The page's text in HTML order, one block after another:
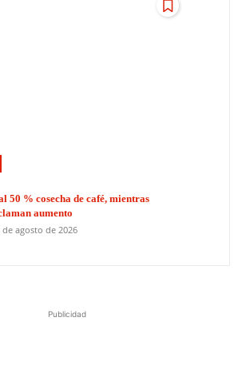
50 % cosecha de café, mientras
aumento
de agosto de 2026
Publicidad